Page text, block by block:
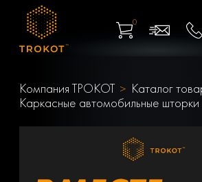
0
Компания ТРОКОТ
Каталог
Каркасные автомобильные шторки